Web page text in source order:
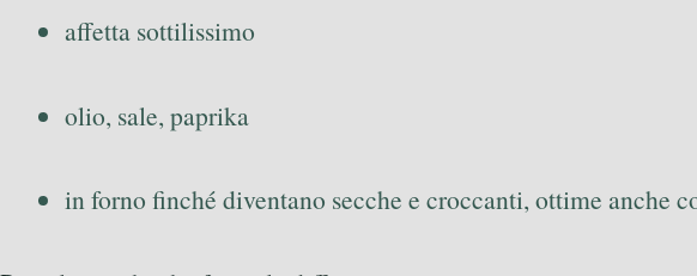
affetta sottilissimo
olio, sale, paprika
in forno finché diventano secche e croccanti, ottime anche